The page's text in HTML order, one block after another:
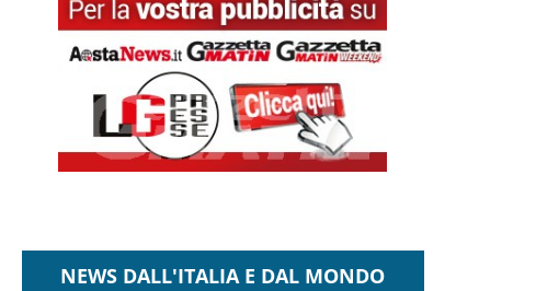
NEWS DALL'ITALIA E DAL MONDO